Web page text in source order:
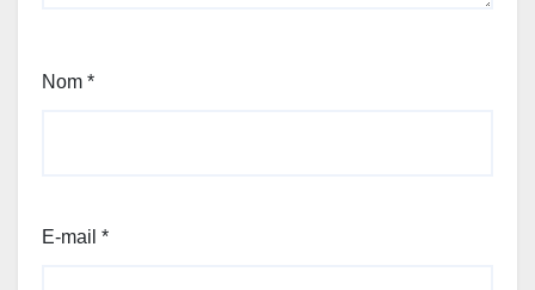
Nom *
E-mail *